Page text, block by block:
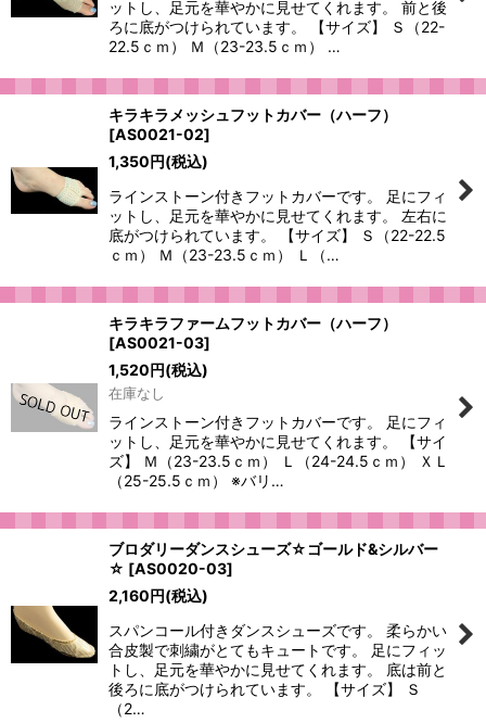
絞り込む
ットし、足元を華やかに見せてくれます。 前と後
ろに底がつけられています。 【サイズ】 Ｓ（22-
22.5ｃｍ） Ｍ（23-23.5ｃｍ） …
キラキラメッシュフットカバー（ハーフ）
[AS0021-02]
1,350円(税込)
ラインストーン付きフットカバーです。 足にフィ
ットし、足元を華やかに見せてくれます。 左右に
底がつけられています。 【サイズ】 Ｓ（22-22.5
ｃｍ） Ｍ（23-23.5ｃｍ） Ｌ（…
キラキラファームフットカバー（ハーフ）
[AS0021-03]
1,520円(税込)
在庫なし
ラインストーン付きフットカバーです。 足にフィ
ットし、足元を華やかに見せてくれます。 【サイ
ズ】 Ｍ（23-23.5ｃｍ） Ｌ（24-24.5ｃｍ） ＸＬ
（25-25.5ｃｍ） ※バリ…
ブロダリーダンスシューズ☆ゴールド&シルバー
☆ [AS0020-03]
2,160円(税込)
スパンコール付きダンスシューズです。 柔らかい
合皮製で刺繍がとてもキュートです。 足にフィッ
トし、足元を華やかに見せてくれます。 底は前と
後ろに底がつけられています。 【サイズ】 Ｓ
（2…